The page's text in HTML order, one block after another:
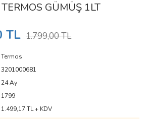
GÜMÜŞ 1LT
TL 1.799,00 TL
Termos
3201000681
24 Ay
1799
1.499,17 TL + KDV